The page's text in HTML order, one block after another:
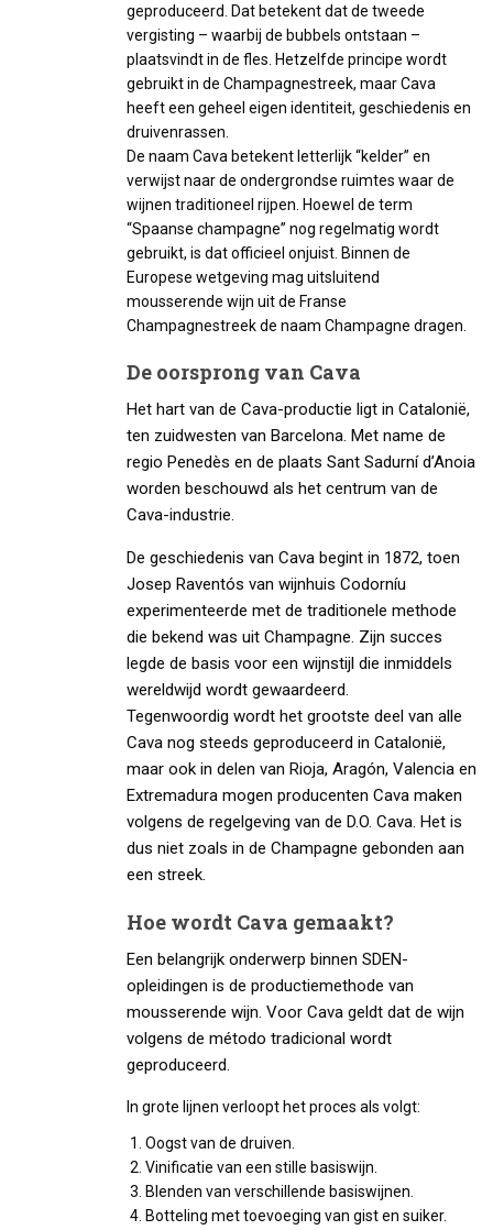
geproduceerd. Dat betekent dat de tweede
vergisting – waarbij de bubbels ontstaan –
plaatsvindt in de fles. Hetzelfde principe wordt
gebruikt in de Champagnestreek, maar Cava
heeft een geheel eigen identiteit, geschiedenis en
druivenrassen.
De naam Cava betekent letterlijk “kelder” en
verwijst naar de ondergrondse ruimtes waar de
wijnen traditioneel rijpen. Hoewel de term
“Spaanse champagne” nog regelmatig wordt
gebruikt, is dat officieel onjuist. Binnen de
Europese wetgeving mag uitsluitend
mousserende wijn uit de Franse
Champagnestreek de naam Champagne dragen.
De oorsprong van Cava
Het hart van de Cava-productie ligt in Catalonië,
ten zuidwesten van Barcelona. Met name de
regio Penedès en de plaats Sant Sadurní d’Anoia
worden beschouwd als het centrum van de
Cava-industrie.
De geschiedenis van Cava begint in 1872, toen
Josep Raventós van wijnhuis Codorníu
experimenteerde met de traditionele methode
die bekend was uit Champagne. Zijn succes
legde de basis voor een wijnstijl die inmiddels
wereldwijd wordt gewaardeerd.
Tegenwoordig wordt het grootste deel van alle
Cava nog steeds geproduceerd in Catalonië,
maar ook in delen van Rioja, Aragón, Valencia en
Extremadura mogen producenten Cava maken
volgens de regelgeving van de D.O. Cava. Het is
dus niet zoals in de Champagne gebonden aan
een streek.
Hoe wordt Cava gemaakt?
Een belangrijk onderwerp binnen SDEN-
opleidingen is de productiemethode van
mousserende wijn. Voor Cava geldt dat de wijn
volgens de método tradicional wordt
geproduceerd.
In grote lijnen verloopt het proces als volgt:
Oogst van de druiven.
Vinificatie van een stille basiswijn.
Blenden van verschillende basiswijnen.
Botteling met toevoeging van gist en suiker.